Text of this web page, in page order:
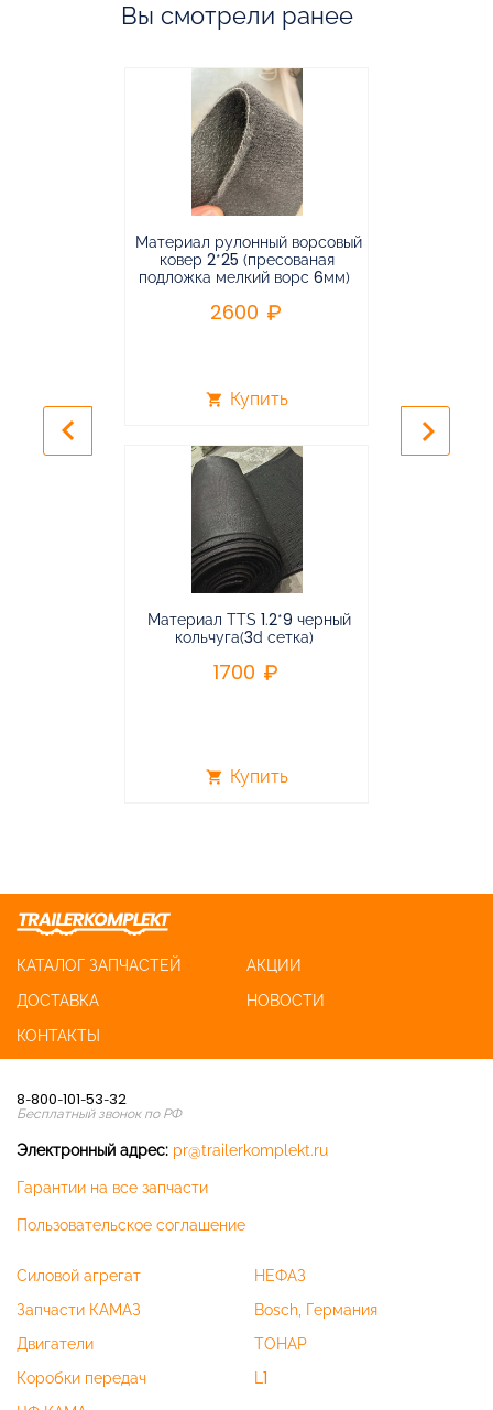
Вы смотрели ранее
Материал рулонный ворсовый
ковер 2*25 (пресованая
подложка мелкий ворс 6мм)
2600
shopping_cart Купить
Материал TTS 1.2*9 черный
кольчуга(3d сетка)
1700
shopping_cart Купить
keyboard_arrow_left keyboard_arrow_right
КАТАЛОГ ЗАПЧАСТЕЙ
АКЦИИ
ДОСТАВКА
НОВОСТИ
КОНТАКТЫ
8-800-101-53-32
Бесплатный звонок по РФ
Электронный адрес: pr@trailerkomplekt.ru
Гарантии на все запчасти
Пользовательское соглашение
Силовой агрегат
Запчасти КАМАЗ
Двигатели
Коробки передач
НЕФАЗ
Bosch, Германия
ТОНАР
L1